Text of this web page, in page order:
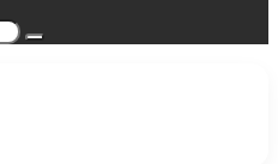
Поиск...